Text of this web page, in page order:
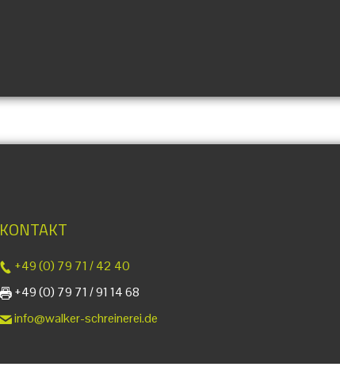
KONTAKT
+49 (0) 79 71 / 42 40
+49 (0) 79 71 / 91 14 68
info@walker-schreinerei.de